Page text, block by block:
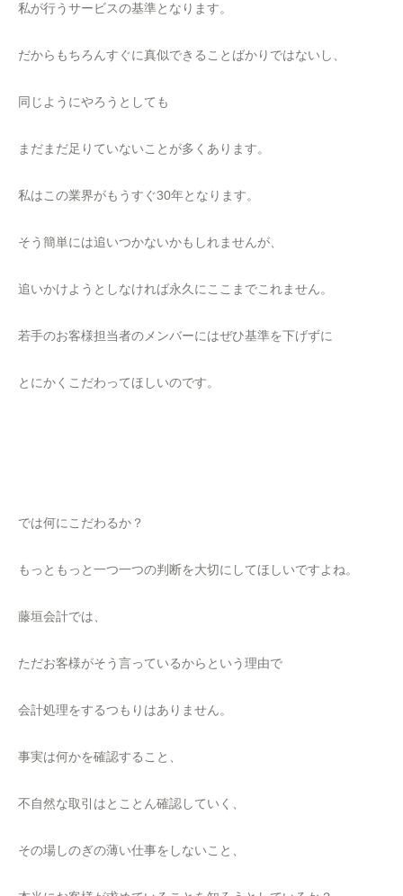
私が行うサービスの基準となります。
だからもちろんすぐに真似できることばかりではないし、
同じようにやろうとしても
まだまだ足りていないことが多くあります。
私はこの業界がもうすぐ30年となります。
そう簡単には追いつかないかもしれませんが、
追いかけようとしなければ永久にここまでこれません。
若手のお客様担当者のメンバーにはぜひ基準を下げずに
とにかくこだわってほしいのです。
では何にこだわるか？
もっともっと一つ一つの判断を大切にしてほしいですよね。
藤垣会計では、
ただお客様がそう言っているからという理由で
会計処理をするつもりはありません。
事実は何かを確認すること、
不自然な取引はとことん確認していく、
その場しのぎの薄い仕事をしないこと、